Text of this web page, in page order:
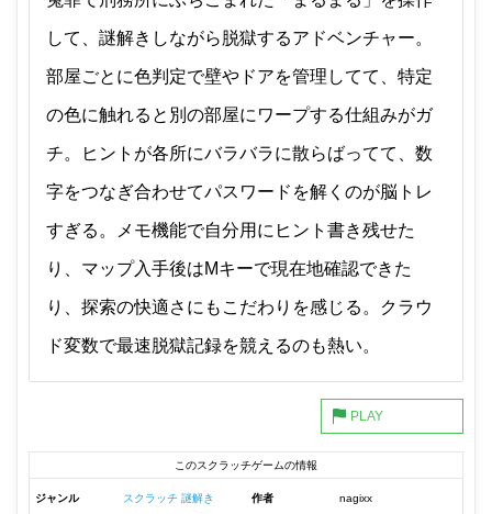
して、謎解きしながら脱獄するアドベンチャー。
部屋ごとに色判定で壁やドアを管理してて、特定
の色に触れると別の部屋にワープする仕組みがガ
チ。ヒントが各所にバラバラに散らばってて、数
字をつなぎ合わせてパスワードを解くのが脳トレ
すぎる。メモ機能で自分用にヒント書き残せた
り、マップ入手後はMキーで現在地確認できた
り、探索の快適さにもこだわりを感じる。クラウ
ド変数で最速脱獄記録を競えるのも熱い。
このスクラッチゲームの情報
ジャンル スクラッチ 謎解き 作者 nagixx